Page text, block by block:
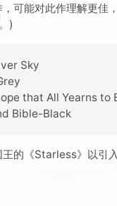
可能对此作理解更佳
)
Sky
that All Yearns to
Bible-Black
的《Starless》以引